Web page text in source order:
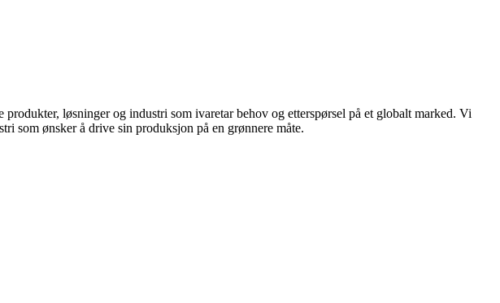
løsninger og industri som ivaretar behov og etterspørsel på et globalt marked. Vi
som ønsker å drive sin produksjon på en grønnere måte.